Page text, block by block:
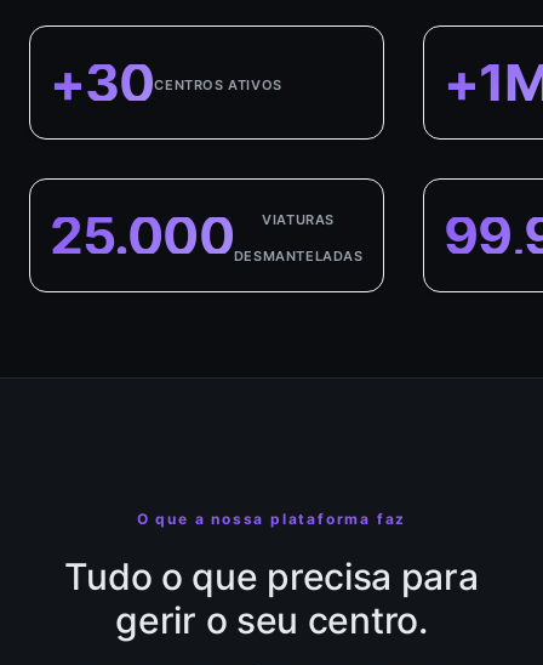
+30CENTROS ATIVOS
25.000 VIATURAS
DESMANTELADAS
O que a nossa plataforma faz
Tudo o que precisa para
gerir o seu centro.